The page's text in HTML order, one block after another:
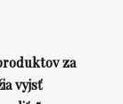
za
vyjsť